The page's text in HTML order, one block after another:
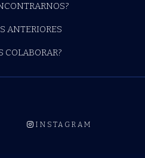
ANTERIORES
COLABORAR?
INSTAGRAM